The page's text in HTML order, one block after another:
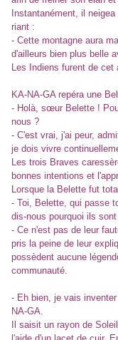
Instantanément, il
riant :
- Cette montagne aura
d'ailleurs bien plus belle
Les Indiens furent de cet
KA-NA-GA repéra une
- Holà, sœur Belette !
nous ?
- C'est vrai, j'ai peur,
je dois vivre
Les trois Braves
bonnes intentions et
Lorsque la Belette fut
- Toi, Belette, qui passe
dis-nous pourquoi ils
- Ce n'est pas de leur
pris la peine de leur
possèdent aucune
communauté.
- Eh bien, je vais
NA-GA.
Il saisit un rayon de